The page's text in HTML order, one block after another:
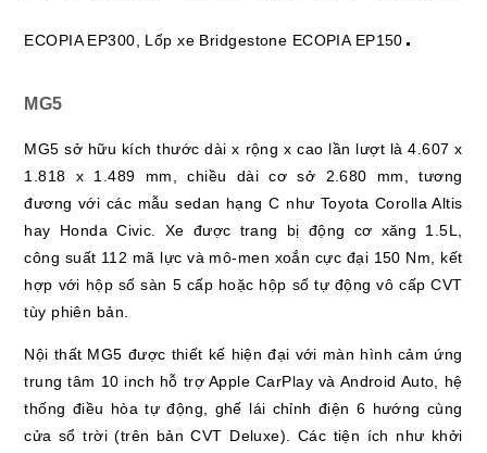
ECOPIA EP300, Lốp xe Bridgestone ECOPIA EP150 .
MG5
MG5 sở hữu kích thước dài x rộng x cao lần lượt là 4.607 x
1.818 x 1.489 mm, chiều dài cơ sở 2.680 mm, tương
đương với các mẫu sedan hạng C như Toyota Corolla Altis
hay Honda Civic. Xe được trang bị động cơ xăng 1.5L,
công suất 112 mã lực và mô-men xoắn cực đại 150 Nm, kết
hợp với hộp số sàn 5 cấp hoặc hộp số tự động vô cấp CVT
tùy phiên bản.
Nội thất MG5 được thiết kế hiện đại với màn hình cảm ứng
trung tâm 10 inch hỗ trợ Apple CarPlay và Android Auto, hệ
thống điều hòa tự động, ghế lái chỉnh điện 6 hướng cùng
cửa sổ trời (trên bản CVT Deluxe). Các tiện ích như khởi